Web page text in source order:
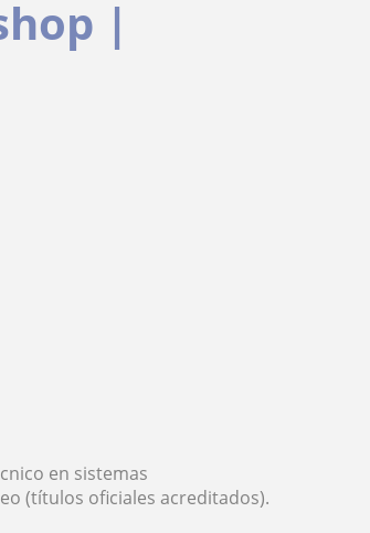
|
en sistemas
(títulos oficiales acreditados).